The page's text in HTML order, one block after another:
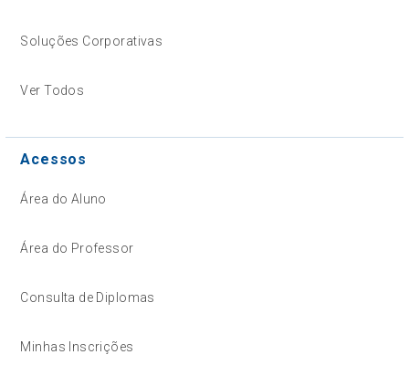
Soluções Corporativas
Ver Todos
Acessos
Área do Aluno
Área do Professor
Consulta de Diplomas
Minhas Inscrições